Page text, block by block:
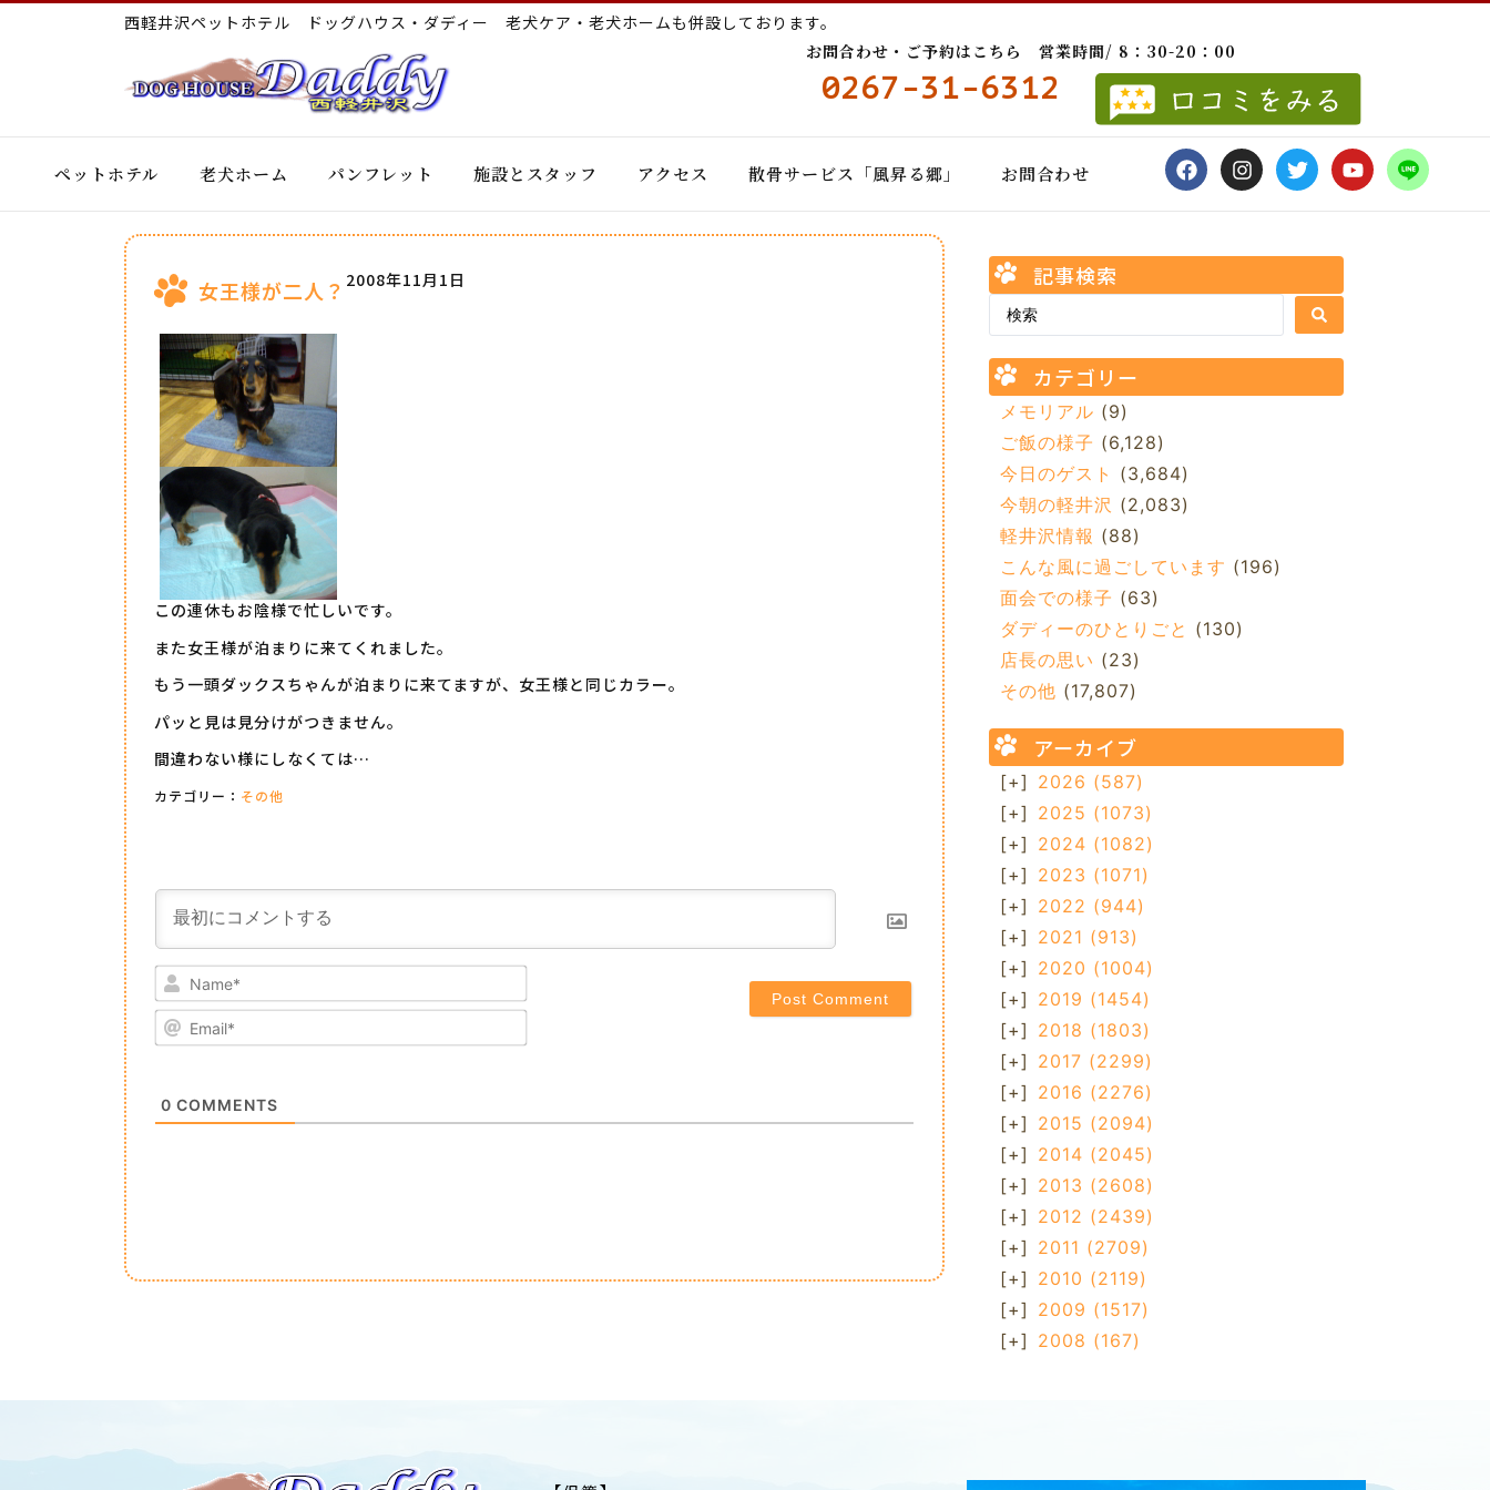
西軽井沢ペットホテル ドッグハウス・ダディー 老犬ケア・老犬ホームも併設しております。
お問合わせ・ご予約はこちら 営業時間/ 8：30-20：00
0267-31-6312
ペットホテル 老犬ホーム パンフレット 施設とスタッフ アクセス 散骨サービス「風昇る郷」 お問合わせ
女王様が二人？ 2008年11月1日
この連休もお陰様で忙しいです。
また女王様が泊まりに来てくれました。
もう一頭ダックスちゃんが泊まりに来てますが、女王様と同じカラー。
パッと見は見分けがつきません。
間違わない様にしなくては…
カテゴリー： その他
0 COMMENTS
記事検索
カテゴリー
メモリアル (9)
ご飯の様子 (6,128)
今日のゲスト (3,684)
今朝の軽井沢 (2,083)
軽井沢情報 (88)
こんな風に過ごしています (196)
面会での様子 (63)
ダディーのひとりごと (130)
店長の思い (23)
その他 (17,807)
アーカイブ
[+] 2026 (587)
[+] 2025 (1073)
[+] 2024 (1082)
[+] 2023 (1071)
[+] 2022 (944)
[+] 2021 (913)
[+] 2020 (1004)
[+] 2019 (1454)
[+] 2018 (1803)
[+] 2017 (2299)
[+] 2016 (2276)
[+] 2015 (2094)
[+] 2014 (2045)
[+] 2013 (2608)
[+] 2012 (2439)
[+] 2011 (2709)
[+] 2010 (2119)
[+] 2009 (1517)
[+] 2008 (167)